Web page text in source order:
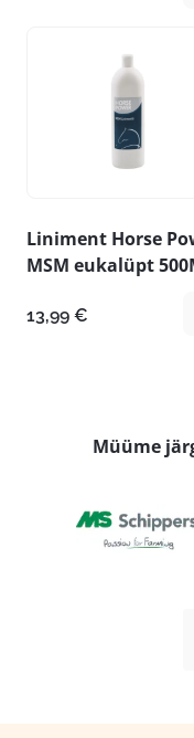
Liniment Horse
MSM eukalüpt
13,99 €
Müüme